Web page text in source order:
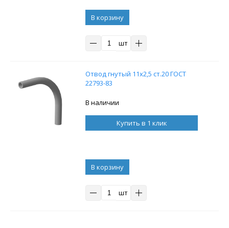
В корзину
шт
Отвод гнутый 11х2,5 ст.20 ГОСТ
22793-83
В наличии
Купить в 1 клик
В корзину
шт